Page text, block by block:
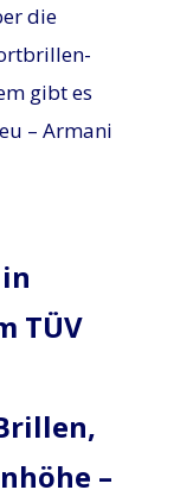
die
gibt es
– Armani
TÜV
–